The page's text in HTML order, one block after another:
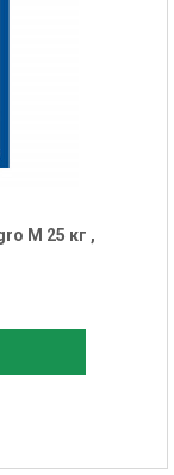
M 25 кг ,